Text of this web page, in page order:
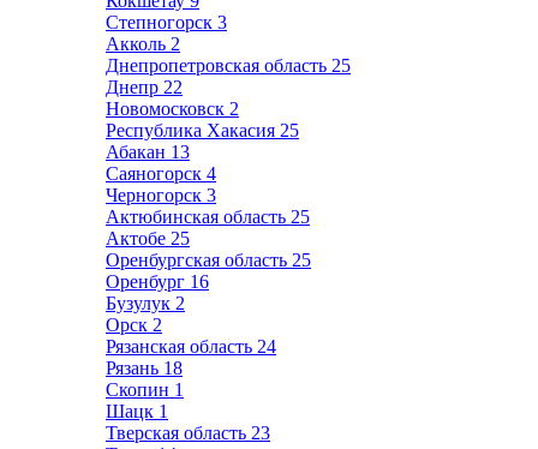
Степногорск 3
Акколь 2
Днепропетровская область 25
Днепр 22
Новомосковск 2
Республика Хакасия 25
Абакан 13
Саяногорск 4
Черногорск 3
Актюбинская область 25
Актобе 25
Оренбургская область 25
Оренбург 16
Бузулук 2
Орск 2
Рязанская область 24
Рязань 18
Скопин 1
Шацк 1
Тверская область 23